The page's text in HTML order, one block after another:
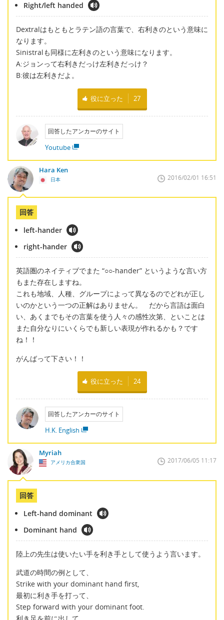
Right/left handed
Dextralはもともとラテン語の言葉で、右利きのという意味に
なります。
Sinistralも同様に左利きのという意味になります。
A:ジョンって右利きだっけ左利きだっけ？
B:彼は左利きだよ。
役に立った 27
回答したアンカーのサイト
Youtube
Hara Ken
日本 2016/02/01 16:51
回答
left-hander
right-hander
英語圏のネイティブでまた “○○‐hander” というような言い方
もまた存在しますね。
これも地域、人種、グループによって異なるのでどれが正し
いのかという一つの正解はありません。 だから言語は面白
い、あくまでもその言葉を使う人々の感性次第、といことは
また自分なりにいくらでも新しい表現が作れるかも？です
ね！！
がんばって下さい！！
役に立った 24
回答したアンカーのサイト
H.K. English
Myriah
アメリカ合衆国 2017/06/05 11:17
回答
Left-hand dominant
Dominant hand
陸上の先生は使いたい手を利き手として使うよう言います。
武道の時間の例として、
Strike with your dominant hand first,
最初に利き手を打って、
Step forward with your dominant foot.